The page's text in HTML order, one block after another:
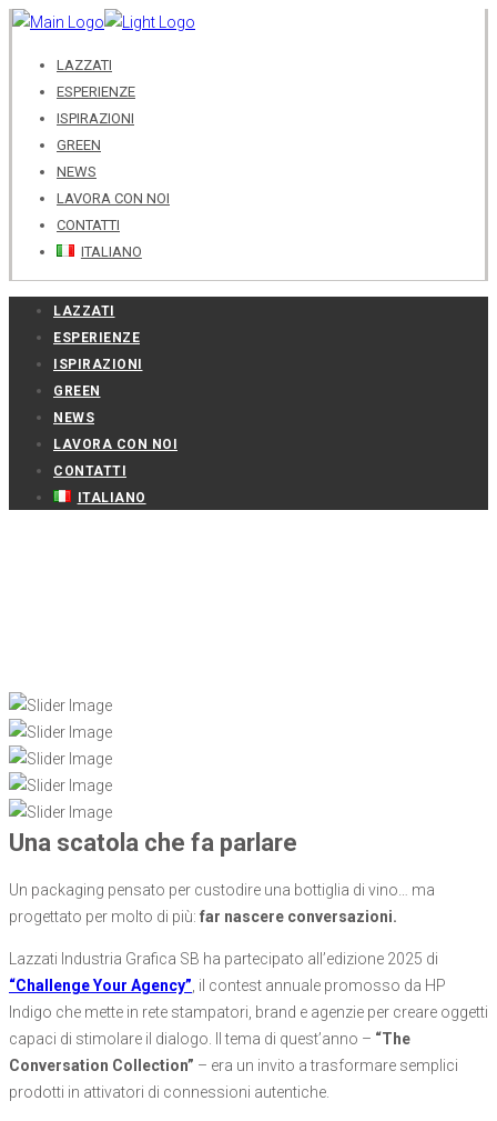
LAZZATI
ESPERIENZE
ISPIRAZIONI
GREEN
NEWS
LAVORA CON NOI
CONTATTI
ITALIANO
LAZZATI
ESPERIENZE
ISPIRAZIONI
GREEN
NEWS
LAVORA CON NOI
CONTATTI
ITALIANO
Una scatola che fa parlare
Un packaging pensato per custodire una bottiglia di vino… ma
progettato per molto di più: far nascere conversazioni.
Lazzati Industria Grafica SB ha partecipato all’edizione 2025 di
“Challenge Your Agency” , il contest annuale promosso da HP
Indigo che mette in rete stampatori, brand e agenzie per creare oggetti
capaci di stimolare il dialogo. Il tema di quest’anno – “The
Conversation Collection” – era un invito a trasformare semplici
prodotti in attivatori di connessioni autentiche.